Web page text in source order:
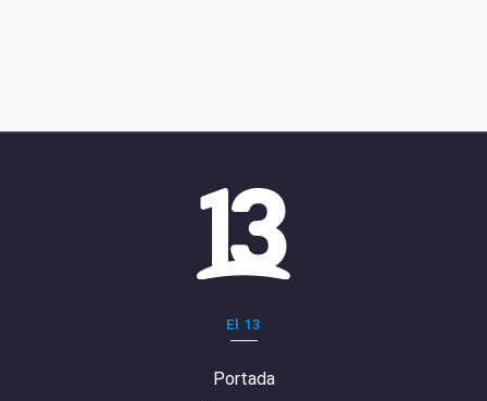
El 13
Portada